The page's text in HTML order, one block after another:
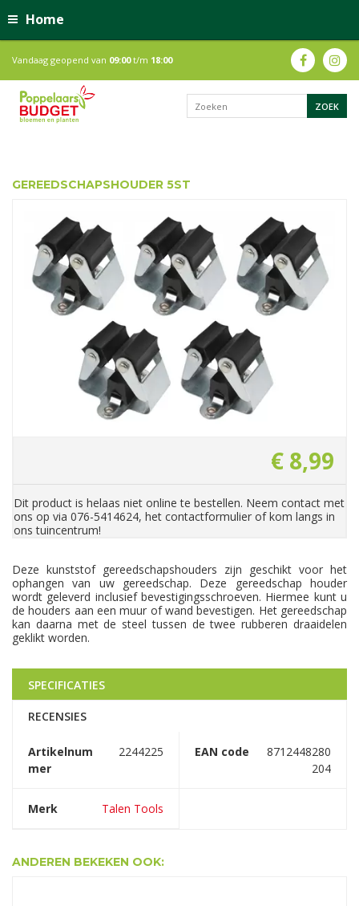
Home
Vandaag geopend van 09:00t/m 18:00
GEREEDSCHAPSHOUDER 5ST
€ 8,99
Dit product is helaas niet online te bestellen. Neem contact met
ons op via 076-5414624, het contactformulier of kom langs in
ons tuincentrum!
Deze kunststof gereedschapshouders zijn geschikt voor het
ophangen van uw gereedschap. Deze gereedschap houder
wordt geleverd inclusief bevestigingsschroeven. Hiermee kunt u
de houders aan een muur of wand bevestigen. Het gereedschap
kan daarna met de steel tussen de twee rubberen draaidelen
geklikt worden.
SPECIFICATIES
RECENSIES
Artikelnum
mer
2244225 EAN code
8712448280
204
Merk Talen Tools
ANDEREN BEKEKEN OOK: